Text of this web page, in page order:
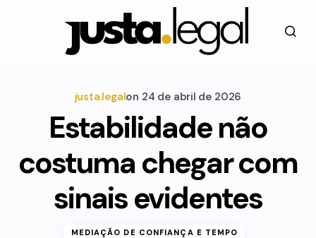
justa.legalon 24 de abril de 2026
Estabilidade não
costuma chegar com
sinais evidentes
MEDIAÇÃO DE CONFIANÇA E TEMPO